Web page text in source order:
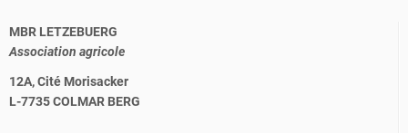
MBR LETZEBUERG
Association agricole
12A, Cité Morisacker
L-7735 COLMAR BERG